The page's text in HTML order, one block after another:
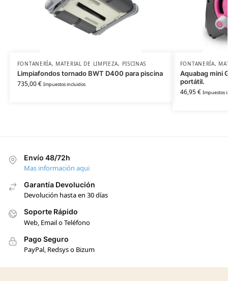
FONTANERÍA, MATERIAL DE LIMPIEZA, PISCINAS
Limpiafondos tornado BWT D400 para piscina
735,00€ Impuestos incluidos
FONTANERÍA,
Aquabag mini
portátil.
46,95€ Impuestos
Envío 48/72h
Mas información aqui
Garantía Devolución
Devolución hasta en 30 días
Soporte Rápido
Web, Email o Teléfono
Pago Seguro
PayPal, Redsys o Bizum